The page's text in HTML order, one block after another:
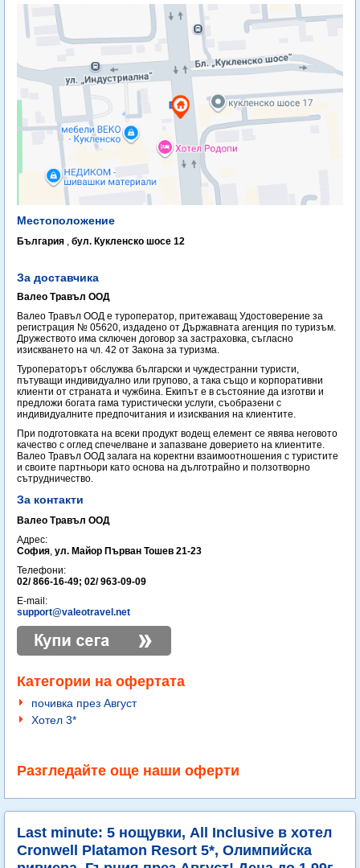
Местоположение
България , бул. Кукленско шосе 12
За доставчика
Валео Травъл ООД
Валео Травъл ООД е туроператор, притежаващ Удостоверение за
регистрация № 05620, издадено от Държавната агенция по туризъм.
Дружеството има сключен договор за застраховка, съгласно
изискването на чл. 42 от Закона за туризма.
Туроператорът обслужва български и чуждестранни туристи,
пътуващи индивидуално или групово, а така също и корпоративни
клиенти от страната и чужбина. Екипът е в състояние да изготви и
предложи богата гама туристически услуги, съобразени с
индивидуалните предпочитания и изисквания на клиентите.
При подготовката на всеки продукт водещ елемент се явява неговото
качество с оглед спечелване и запазване доверието на клиентите.
Валео Травъл ООД залага на коректни взаимоотношения с туристите
и своите партньори като основа на дълготрайно и ползотворно
сътрудничество.
За контакти
Валео Травъл ООД
Адрес:
София, ул. Майор Първан Тошев 21-23
Телефони:
02/ 866-16-49; 02/ 963-09-09
E-mail:
support@valeotravel.net
Категории на офертата
почивка през Август
Хотел 3*
Разгледайте още наши оферти
Last minute: 5 нощувки, All Inclusive в хотел
Cronwell Platamon Resort 5*, Олимпийска